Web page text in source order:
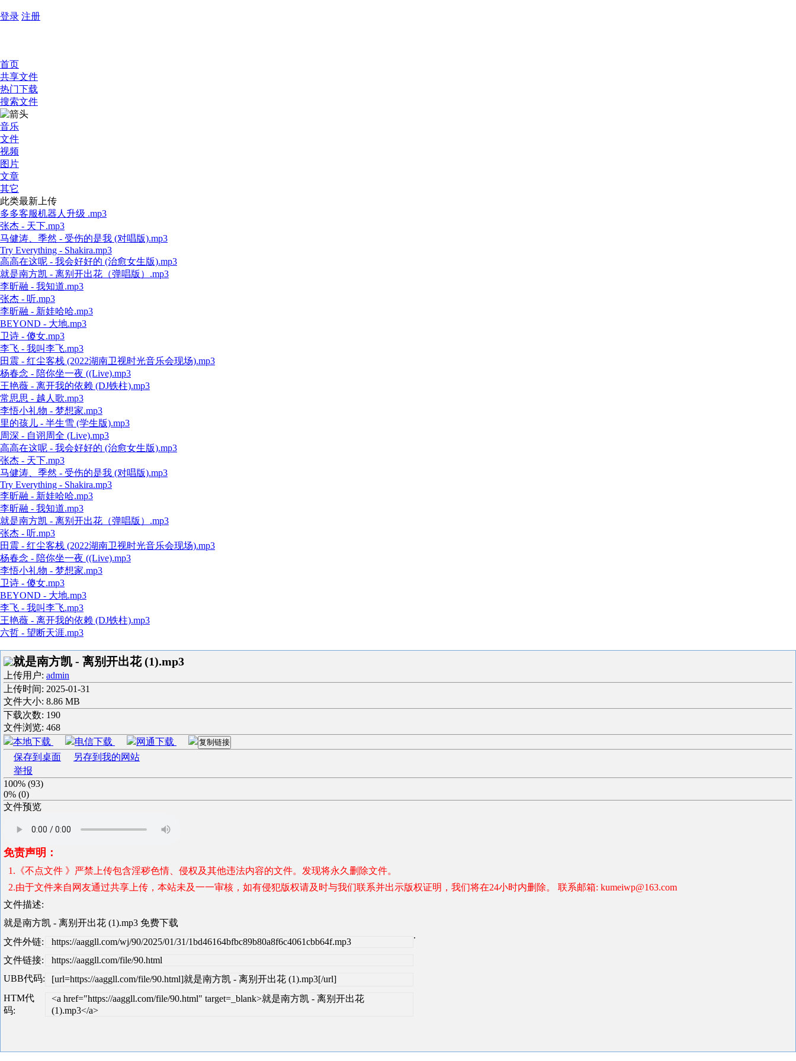
登录 注册
首页
共享文件
热门下载
搜索文件
音乐
文件
视频
图片
文章
其它
此类最新上传
多多客服机器人升级 .mp3
张杰 - 天下.mp3
马健涛、季然 - 受伤的是我 (对唱版).mp3
Try Everything - Shakira.mp3
高高在这呢 - 我会好好的 (治愈女生版).mp3
就是南方凯 - 离别开出花（弹唱版）.mp3
李昕融 - 我知道.mp3
张杰 - 听.mp3
李昕融 - 新娃哈哈.mp3
BEYOND - 大地.mp3
卫诗 - 傻女.mp3
李飞 - 我叫李飞.mp3
田震 - 红尘客栈 (2022湖南卫视时光音乐会现场).mp3
杨春念 - 陪你坐一夜 ((Live).mp3
王艳薇 - 离开我的依赖 (DJ铁柱).mp3
常思思 - 越人歌.mp3
李悟小礼物 - 梦想家.mp3
里的孩儿 - 半生雪 (学生版).mp3
周深 - 自诩周全 (Live).mp3
高高在这呢 - 我会好好的 (治愈女生版).mp3
张杰 - 天下.mp3
马健涛、季然 - 受伤的是我 (对唱版).mp3
Try Everything - Shakira.mp3
李昕融 - 新娃哈哈.mp3
李昕融 - 我知道.mp3
就是南方凯 - 离别开出花（弹唱版）.mp3
张杰 - 听.mp3
田震 - 红尘客栈 (2022湖南卫视时光音乐会现场).mp3
杨春念 - 陪你坐一夜 ((Live).mp3
李悟小礼物 - 梦想家.mp3
卫诗 - 傻女.mp3
BEYOND - 大地.mp3
李飞 - 我叫李飞.mp3
王艳薇 - 离开我的依赖 (DJ铁柱).mp3
六哲 - 望断天涯.mp3
就是南方凯 - 离别开出花 (1).mp3
上传用户: admin
上传时间: 2025-01-31
文件大小: 8.86 MB
下载次数: 190
文件浏览: 468
本地下载
电信下载 网通下载 复制链接
保存到桌面
另存到我的网站
举报
100% (93)
0% (0)
文件预览
免责声明：
1.《不点文件 》严禁上传包含淫秽色情、侵权及其他违法内容的文件。发现将永久删除文件。
2.由于文件来自网友通过共享上传，本站未及一一审核，如有侵犯版权请及时与我们联系并出示版权证明，我们将在24小时内删除。 联系邮箱: kumeiwp@163.com
文件描述:
就是南方凯 - 离别开出花 (1).mp3 免费下载
文件外链:
https://aaggll.com/wj/90/2025/01/31/1bd46164bfbc89b80a8f6c4061cbb64f.mp3
文件链接:
https://aaggll.com/file/90.html
UBB代码:
[url=https://aaggll.com/file/90.html]就是南方凯 - 离别开出花 (1).mp3[/url]
HTM代
码:
<a href="https://aaggll.com/file/90.html" target=_blank>就是南方凯 - 离别开出花
(1).mp3</a>
.